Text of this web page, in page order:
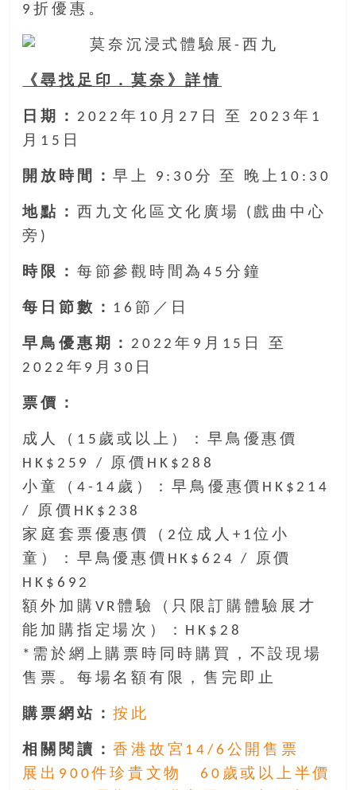
找
樂
寶
藏。
一
同
著
樂
觀
積
的
度，
迎
豐
盛
的
第
二
人
生。
9折優惠。
《尋找足印．莫奈》詳情
日期： 2022年10月27日 至 2023年1
月15日
開放時間：早上 9:30分 至 晚上10:30
地點：
西九文化區文化廣場 (戲曲中心
旁)
時限： 每節參觀時間為45分鐘
每日節數： 16節／日
早鳥優惠期：2022年9月15日 至
2022年9月30日
票價：
成人（15歲或以上）：早鳥優惠價
HK$259 / 原價HK$288
小童（4-14歲）：早鳥優惠價HK$214
/ 原價HK$238
家庭套票優惠價（2位成人+1位小
童）：早鳥優惠價HK$624 / 原價
HK$692
額外加購VR體驗（只限訂購體驗展才
能加購指定場次）：HK$28
*需於網上購票時同時購買，不設現場
售票。每場名額有限，售完即止
購票網站：按此
相關閱讀：香港故宮14/6公開售票
展出900件珍貴文物 60歲或以上半價